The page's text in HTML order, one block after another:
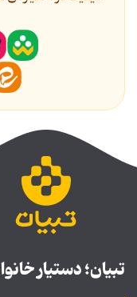
تبیان؛ دستیار